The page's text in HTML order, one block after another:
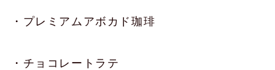
・プレミアムアボカド珈琲
・チョコレートラテ